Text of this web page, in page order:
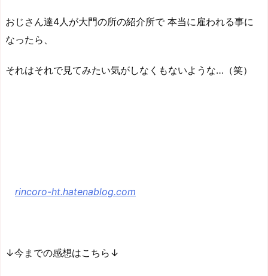
おじさん達4人が大門の所の紹介所で 本当に雇われる事に
なったら、
それはそれで見てみたい気がしなくもないような…（笑）
rincoro-ht.hatenablog.com
↓今までの感想はこちら↓